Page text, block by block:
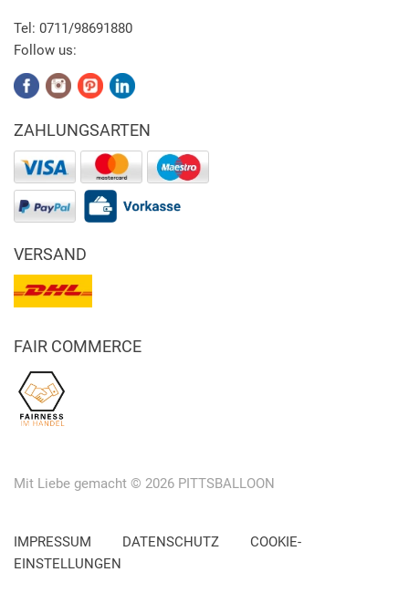
Tel: 0711/98691880
Follow us:
ZAHLUNGSARTEN
VERSAND
FAIR COMMERCE
Mit Liebe gemacht © 2026 PITTSBALLOON
IMPRESSUM DATENSCHUTZ
COOKIE-
EINSTELLUNGEN